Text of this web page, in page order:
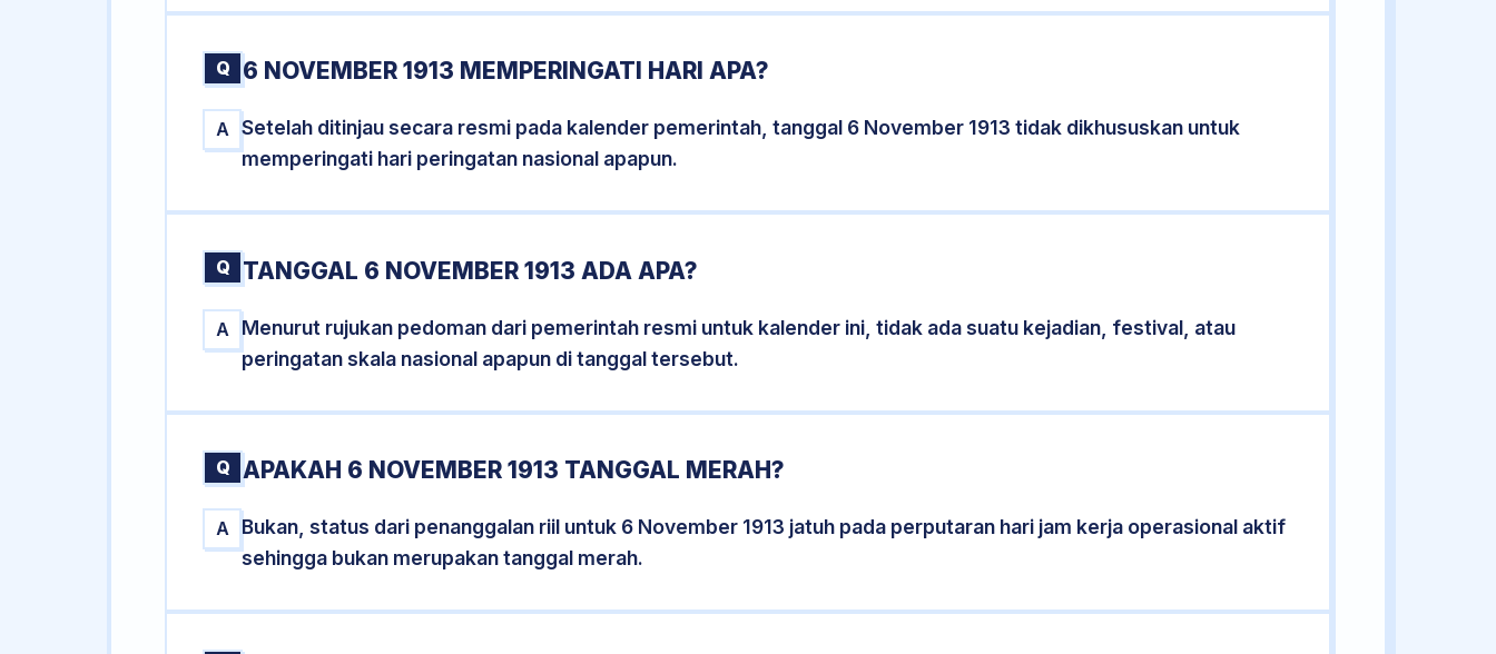
Q 6 NOVEMBER 1913 MEMPERINGATI HARI APA?
A Setelah ditinjau secara resmi pada kalender pemerintah, tanggal 6 November 1913 tidak dikhususkan untuk
memperingati hari peringatan nasional apapun.
Q TANGGAL 6 NOVEMBER 1913 ADA APA?
A
Menurut rujukan pedoman dari pemerintah resmi untuk kalender ini, tidak ada suatu kejadian, festival, atau
peringatan skala nasional apapun di tanggal tersebut.
Q APAKAH 6 NOVEMBER 1913 TANGGAL MERAH?
A
Bukan, status dari penanggalan riil untuk 6 November 1913 jatuh pada perputaran hari jam kerja operasional aktif
sehingga bukan merupakan tanggal merah.